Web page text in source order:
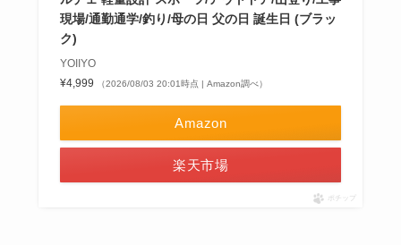
現場/通勤通学/釣り/母の日 父の日 誕生日 (ブラッ
ク)
YOIIYO
¥4,999
（2026/08/03 20:01時点 | Amazon調べ）
Amazon
楽天市場
ポチップ